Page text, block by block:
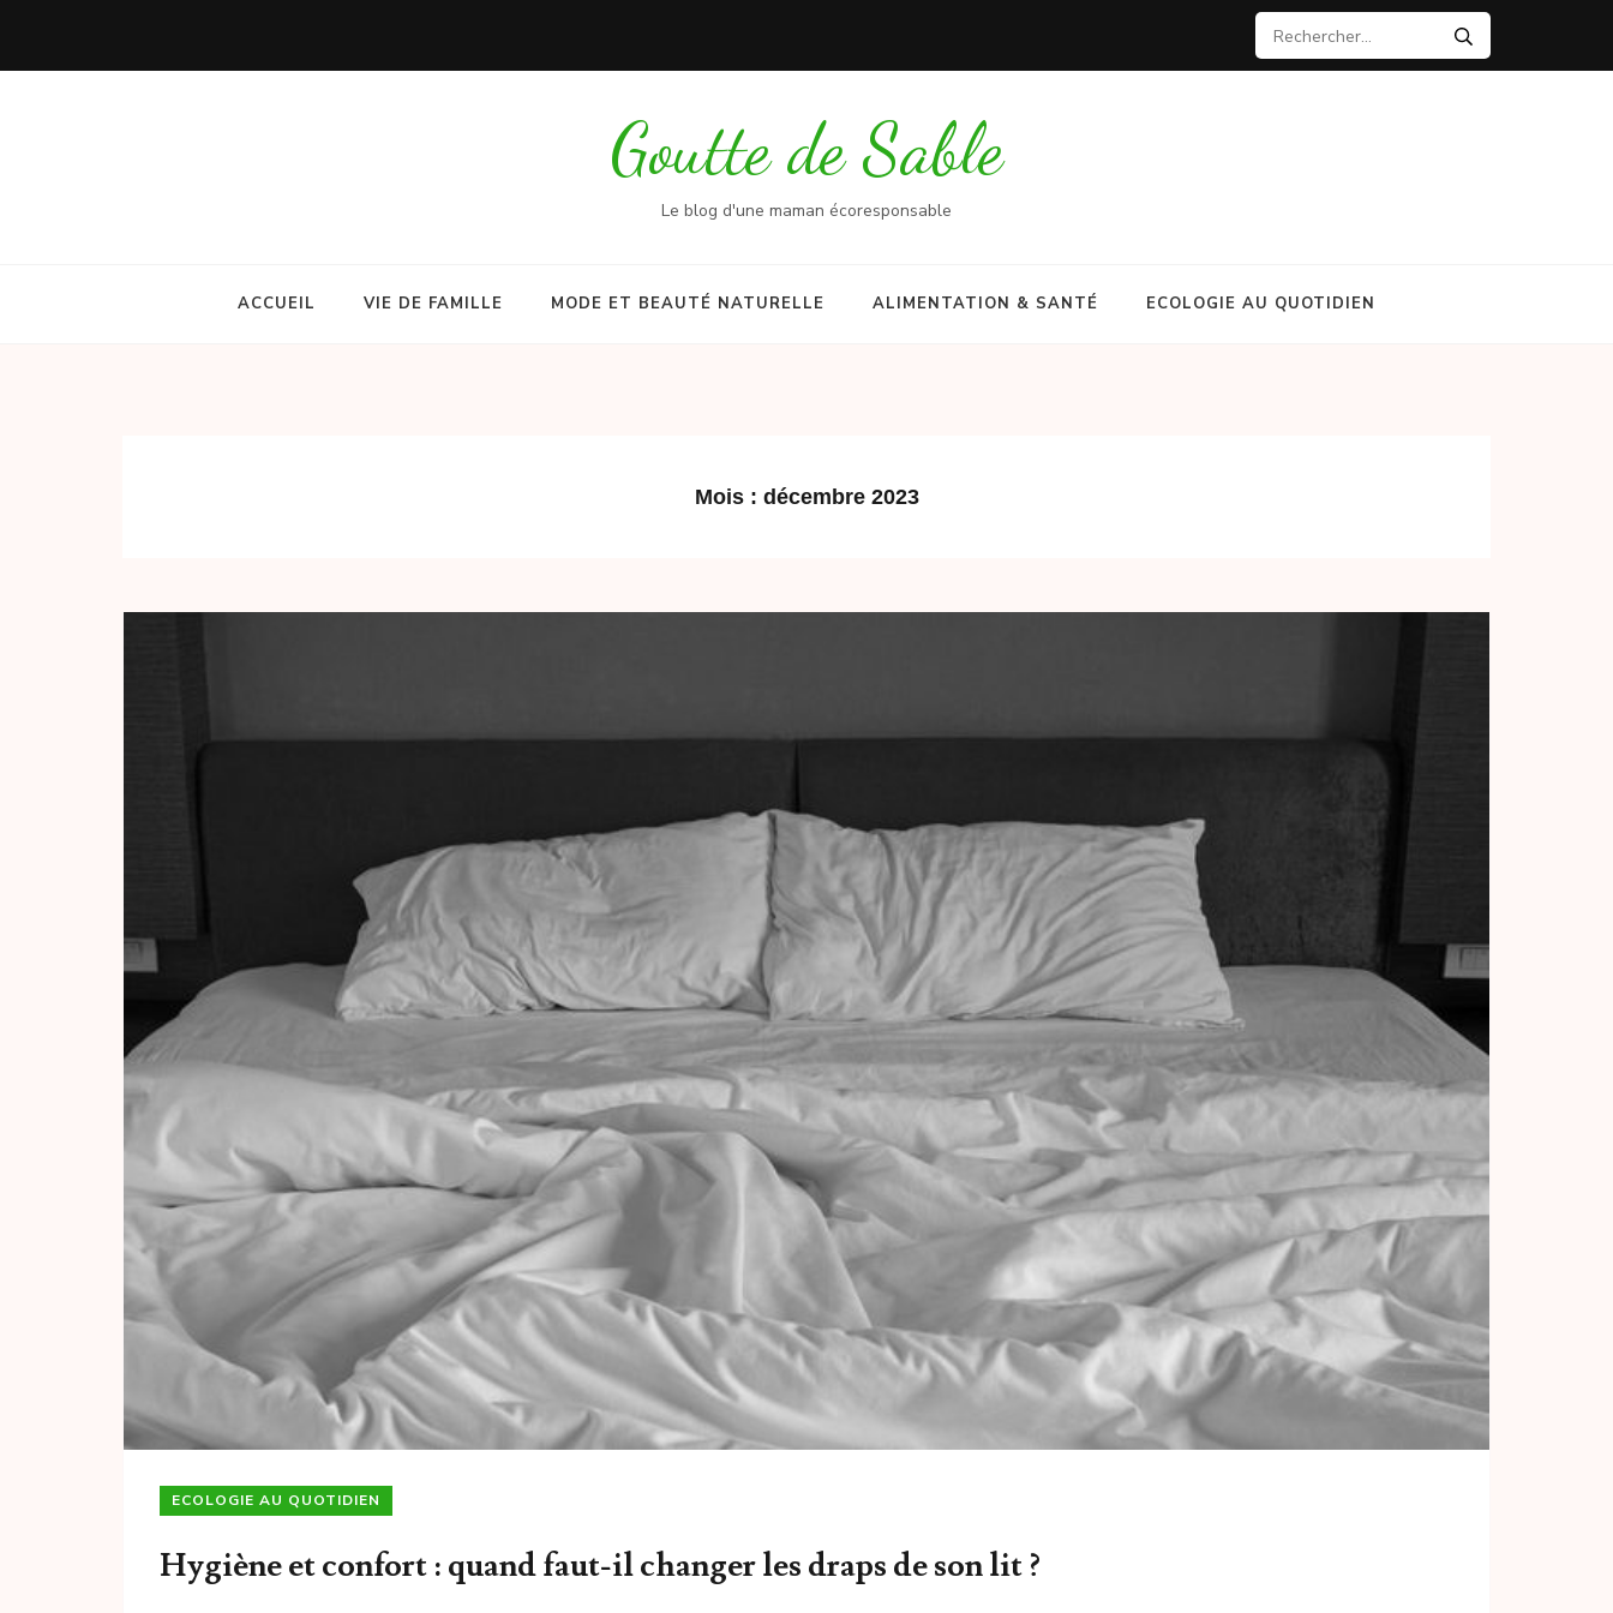
Rechercher :
Goutte de Sable
Le blog d'une maman écoresponsable
ACCUEIL VIE DE FAMILLE MODE ET BEAUTÉ NATURELLE ALIMENTATION & SANTÉ ECOLOGIE AU QUOTIDIEN
Mois : décembre 2023
ECOLOGIE AU QUOTIDIEN
Hygiène et confort : quand faut-il changer les draps de son lit ?